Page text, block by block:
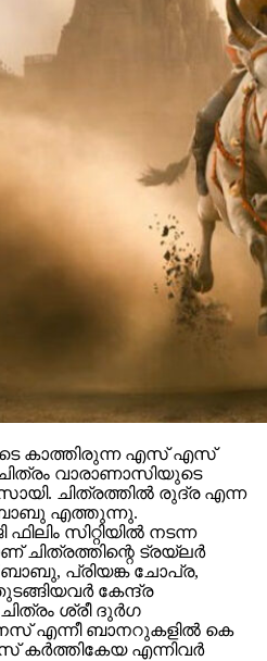
കാത്തിരുന്ന എസ് എസ്
വാരാണാസിയുടെ
ചിത്രത്തിൽ രുദ്ര എന്ന
ബാബു എത്തുന്നു.
സിറ്റിയിൽ നടന്ന
ചിത്രത്തിന്റെ ട്രയ്ലർ
പ്രിയങ്ക ചോപ്ര,
കേന്ദ്ര
ശ്രീ ദുർഗ
എന്നീ ബാനറുകളിൽ കെ
എന്നിവർ